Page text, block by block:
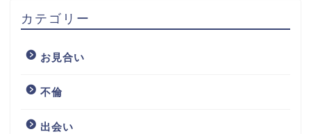
カテゴリー
お見合い
不倫
出会い